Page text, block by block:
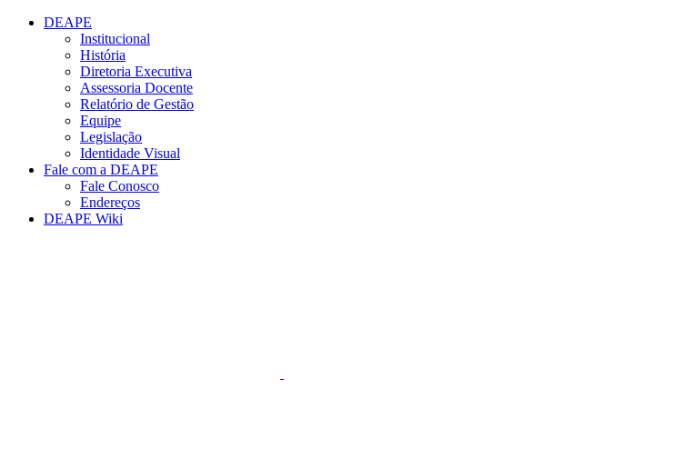
Conteúdo principal
DEAPE
Institucional
História
Diretoria Executiva
Assessoria Docente
Relatório de Gestão
Equipe
Legislação
Identidade Visual
Fale com a DEAPE
Fale Conosco
Endereços
DEAPE Wiki